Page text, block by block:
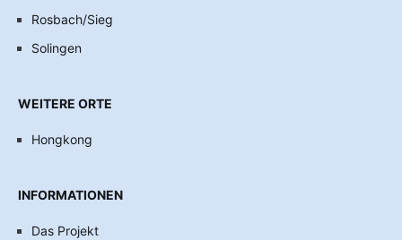
Rosbach/Sieg
Solingen
WEITERE ORTE
Hongkong
INFORMATIONEN
Das Projekt